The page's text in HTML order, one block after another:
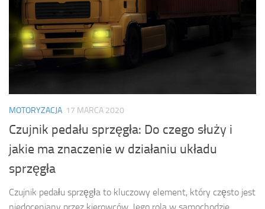
MOTORYZACJA 17 MARCA 2020
Czujnik pedału sprzęgła: Do czego służy i
jakie ma znaczenie w działaniu układu
sprzęgła
Czujnik pedału sprzęgła to kluczowy element, który często jest